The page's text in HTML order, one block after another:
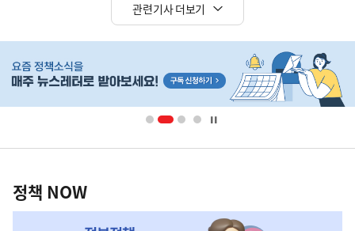
관련기사 더보기
단
배
영
책
NOW,
정책 NOW